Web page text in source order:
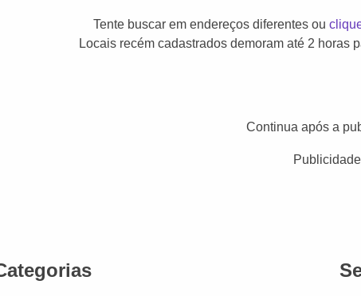
Tente buscar em endereços diferentes ou
Locais recém cadastrados demoram até 2 horas
Continua após a
Publicidade